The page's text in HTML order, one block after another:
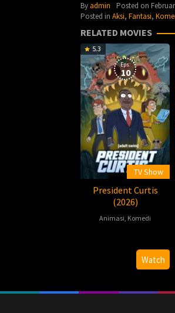
By admin Posted on
Posted in Aksi, Fantasi,
RELATED MOVIES
5.3
Eps:
10
TV Show
President Curtis
(2026)
Animasi, Komedi
Watch